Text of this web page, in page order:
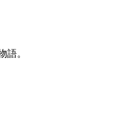
語。